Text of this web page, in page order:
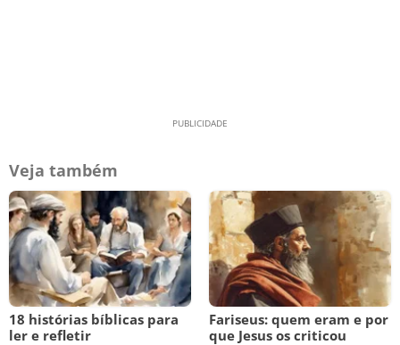
Veja também
18 histórias bíblicas para
ler e refletir
Fariseus: quem eram e por
que Jesus os criticou